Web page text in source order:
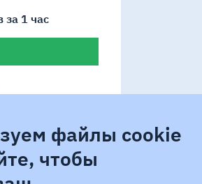
за 1 час
Broker API 1.0.0
файлы cookie
чтобы